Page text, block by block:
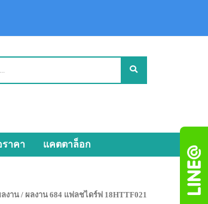
ราคา แคตตาล็อก
ลงาน / ผลงาน 684 แฟลชไดร์ฟ 18HTTF021